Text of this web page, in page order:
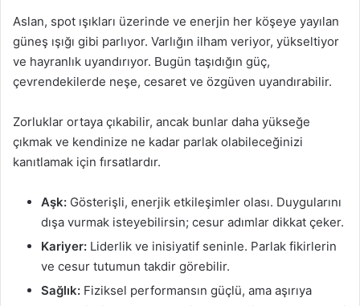
Aslan, spot ışıkları üzerinde ve enerjin her köşeye yayılan
güneş ışığı gibi parlıyor. Varlığın ilham veriyor, yükseltiyor
ve hayranlık uyandırıyor. Bugün taşıdığın güç,
çevrendekilerde neşe, cesaret ve özgüven uyandırabilir.
Zorluklar ortaya çıkabilir, ancak bunlar daha yükseğe
çıkmak ve kendinize ne kadar parlak olabileceğinizi
kanıtlamak için fırsatlardır.
Aşk: Gösterişli, enerjik etkileşimler olası. Duygularını
dışa vurmak isteyebilirsin; cesur adımlar dikkat çeker.
Kariyer: Liderlik ve inisiyatif seninle. Parlak fikirlerin
ve cesur tutumun takdir görebilir.
Sağlık: Fiziksel performansın güçlü, ama aşırıya